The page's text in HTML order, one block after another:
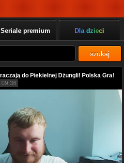
Seriale premium Dla dzieci
szukaj
do Piekielnej Dżungli! Polska Gra!